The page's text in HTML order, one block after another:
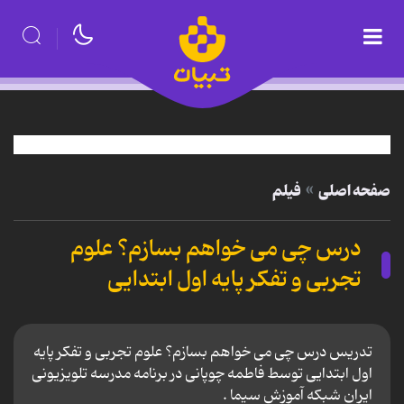
صفحه اصلی فیلم
درس چی می خواهم بسازم؟ علوم
تجربی و تفکر پایه اول ابتدایی
تدریس درس چی می خواهم بسازم؟ علوم تجربی و تفکر پایه
اول ابتدایی توسط فاطمه چوپانی در برنامه مدرسه تلویزیونی
ایران شبکه آموزش سیما .